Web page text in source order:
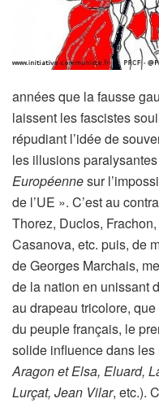
années que la fausse
laissent les fascistes
répudiant l’idée de
les illusions
Européennesur
de l’UE ». C’est au
Thorez, Duclos,
Casanova, etc. puis, de
de Georges Marchais,
de la nation en unissant
au drapeau tricolore,
du peuple français, le
solide influence dans
AragonetElsa, Eluard,
Lurçat, Jean Vilar, etc.).